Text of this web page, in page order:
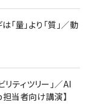
た株式投資
ルのデザイン
ブノイズキャンセリ
ナイトブラック)
缶 24本 ビー
黒ラベルビヤセラー
量」より「質」／動
ティツリー」／AI
当者向け講演】